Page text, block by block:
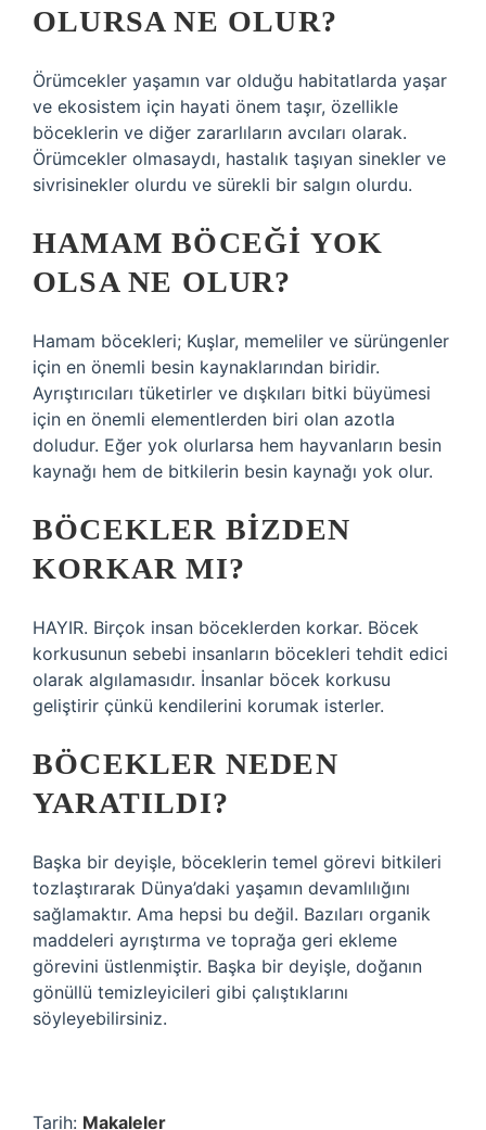
OLURSA NE OLUR?
Örümcekler yaşamın var olduğu habitatlarda yaşar
ve ekosistem için hayati önem taşır, özellikle
böceklerin ve diğer zararlıların avcıları olarak.
Örümcekler olmasaydı, hastalık taşıyan sinekler ve
sivrisinekler olurdu ve sürekli bir salgın olurdu.
HAMAM BÖCEĞI YOK
OLSA NE OLUR?
Hamam böcekleri; Kuşlar, memeliler ve sürüngenler
için en önemli besin kaynaklarından biridir.
Ayrıştırıcıları tüketirler ve dışkıları bitki büyümesi
için en önemli elementlerden biri olan azotla
doludur. Eğer yok olurlarsa hem hayvanların besin
kaynağı hem de bitkilerin besin kaynağı yok olur.
BÖCEKLER BIZDEN
KORKAR MI?
HAYIR. Birçok insan böceklerden korkar. Böcek
korkusunun sebebi insanların böcekleri tehdit edici
olarak algılamasıdır. İnsanlar böcek korkusu
geliştirir çünkü kendilerini korumak isterler.
BÖCEKLER NEDEN
YARATILDI?
Başka bir deyişle, böceklerin temel görevi bitkileri
tozlaştırarak Dünya’daki yaşamın devamlılığını
sağlamaktır. Ama hepsi bu değil. Bazıları organik
maddeleri ayrıştırma ve toprağa geri ekleme
görevini üstlenmiştir. Başka bir deyişle, doğanın
gönüllü temizleyicileri gibi çalıştıklarını
söyleyebilirsiniz.
Tarih: Makaleler